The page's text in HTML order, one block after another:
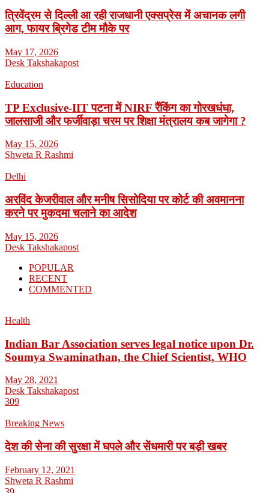
त्रिवेंद्रम से दिल्ली आ रही राजधानी एक्सप्रेस में अचानक लगी
आग, फायर ब्रिगेड टीम मौके पर
May 17, 2026
Desk Takshakapost
Education
TP Exclusive-IIT पटना में NIRF रैंकिंग का गोरखधंधा,
जालसाजी और फर्जीवाड़ा चरम पर शिक्षा मंत्रालय कब जागेगा ?
May 15, 2026
Shweta R Rashmi
Delhi
अरविंद केजरीवाल और मनीष सिसोदिया पर कोर्ट की अवमानना
करने पर मुकदमा चलाने का आदेश
May 15, 2026
Desk Takshakapost
POPULAR
RECENT
COMMENTED
Health
Indian Bar Association serves legal notice upon Dr.
Soumya Swaminathan, the Chief Scientist, WHO
May 28, 2021
Desk Takshakapost
309
Breaking News
देश की सेना की सुरक्षा में घपले और सेंधमारी पर बड़ी खबर
February 12, 2021
Shweta R Rashmi